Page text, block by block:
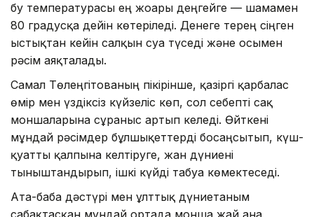
бу температурасы ең жоғары деңгейге — шамамен
80 градусқа дейін көтеріледі. Денеге терең сіңген
ыстықтан кейін салқын суға түседі және осымен
рәсім аяқталады.
Самал Төлеңгітованың пікірінше, қазіргі қарбалас
өмір мен үздіксіз күйзеліс көп, сол себепті сақ
моншаларына сұраныс артып келеді. Өйткені
мұндай рәсімдер бұлшықеттерді босаңсытып, күш-
қуатты қалпына келтіруге, жан дүниені
тыныштандырып, ішкі күйді табуға көмектеседі.
Ата-баба дәстүрі мен ұлттық дүниетаным